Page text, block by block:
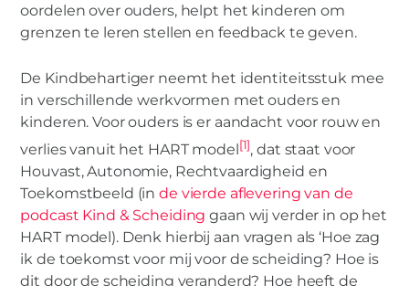
oordelen over ouders, helpt het kinderen om
grenzen te leren stellen en feedback te geven.
De Kindbehartiger neemt het identiteitsstuk mee
in verschillende werkvormen met ouders en
kinderen. Voor ouders is er aandacht voor rouw en
verlies vanuit het HART model [1], dat staat voor
Houvast, Autonomie, Rechtvaardigheid en
Toekomstbeeld (inde vierde aflevering van de
podcast Kind & Scheiding gaan wij verder in op het
HART model). Denk hierbij aan vragen als ‘Hoe zag
ik de toekomst voor mij voor de scheiding? Hoe is
dit door de scheiding veranderd? Hoe heeft de